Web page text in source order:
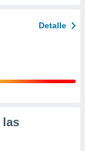
Detalle
las